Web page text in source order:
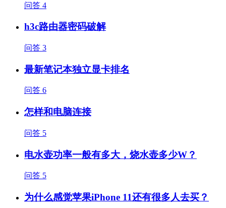
问答 4
h3c路由器密码破解
问答 3
最新笔记本独立显卡排名
问答 6
怎样和电脑连接
问答 5
电水壶功率一般有多大，烧水壶多少W？
问答 5
为什么感觉苹果iPhone 11还有很多人去买？